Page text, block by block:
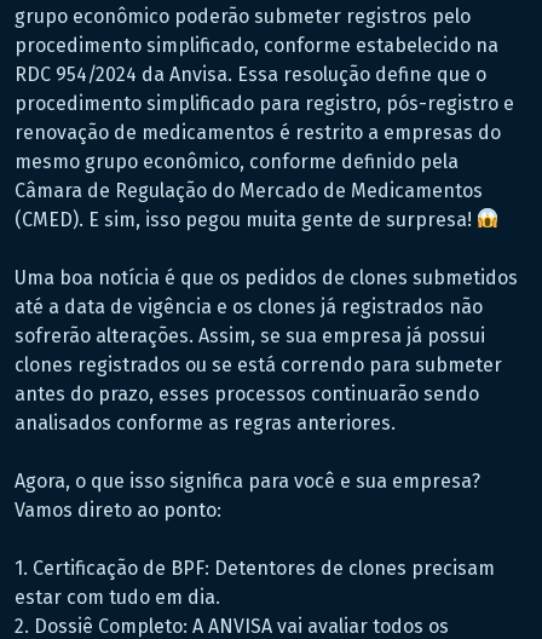
grupo econômico poderão submeter registros pelo
procedimento simplificado, conforme estabelecido na
RDC 954/2024 da Anvisa. Essa resolução define que o
procedimento simplificado para registro, pós-registro e
renovação de medicamentos é restrito a empresas do
mesmo grupo econômico, conforme definido pela
Câmara de Regulação do Mercado de Medicamentos
(CMED). E sim, isso pegou muita gente de surpresa!
Uma boa notícia é que os pedidos de clones submetidos
até a data de vigência e os clones já registrados não
sofrerão alterações. Assim, se sua empresa já possui
clones registrados ou se está correndo para submeter
antes do prazo, esses processos continuarão sendo
analisados conforme as regras anteriores.
Agora, o que isso significa para você e sua empresa?
Vamos direto ao ponto:
1. Certificação de BPF: Detentores de clones precisam
estar com tudo em dia.
2. Dossiê Completo: A ANVISA vai avaliar todos os